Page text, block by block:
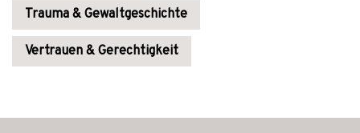
Trauma & Gewaltgeschichte
Vertrauen & Gerechtigkeit